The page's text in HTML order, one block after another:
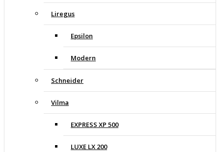
Liregus
Epsilon
Modern
Schneider
Vilma
EXPRESS XP 500
LUXE LX 200